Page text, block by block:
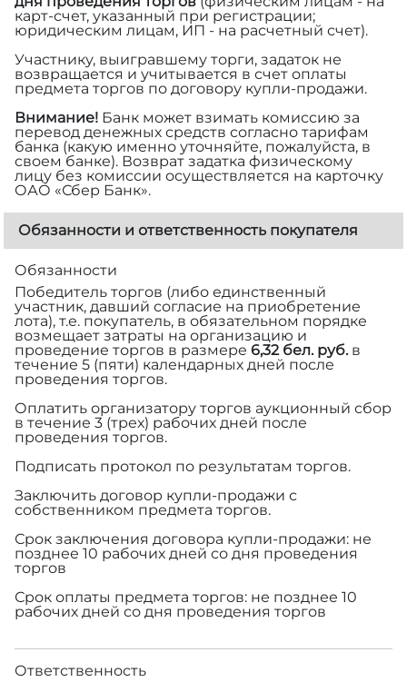
карт-счет, указанный при регистрации;
юридическим лицам, ИП - на расчетный счет).
Участнику, выигравшему торги, задаток не
возвращается и учитывается в счет оплаты
предмета торгов по договору купли-продажи.
Внимание! Банк может взимать комиссию за
перевод денежных средств согласно тарифам
банка (какую именно уточняйте, пожалуйста, в
своем банке). Возврат задатка физическому
лицу без комиссии осуществляется на карточку
ОАО «Сбер Банк».
Обязанности и ответственность покупателя
Обязанности
Победитель торгов (либо единственный
участник, давший согласие на приобретение
лота), т.е. покупатель, в обязательном порядке
возмещает затраты на организацию и
проведение торгов в размере 6,32 бел. руб.в
течение 5 (пяти) календарных дней после
проведения торгов.
Оплатить организатору торгов аукционный сбор
в течение 3 (трех) рабочих дней после
проведения торгов.
Подписать протокол по результатам торгов.
Заключить договор купли-продажи с
собственником предмета торгов.
Срок заключения договора купли-продажи: не
позднее 10 рабочих дней со дня проведения
торгов
Срок оплаты предмета торгов: не позднее 10
рабочих дней со дня проведения торгов
Ответственность